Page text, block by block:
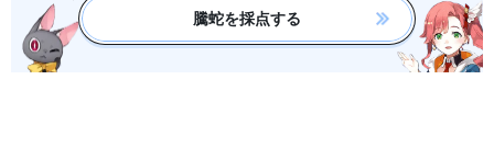
騰蛇を採点する